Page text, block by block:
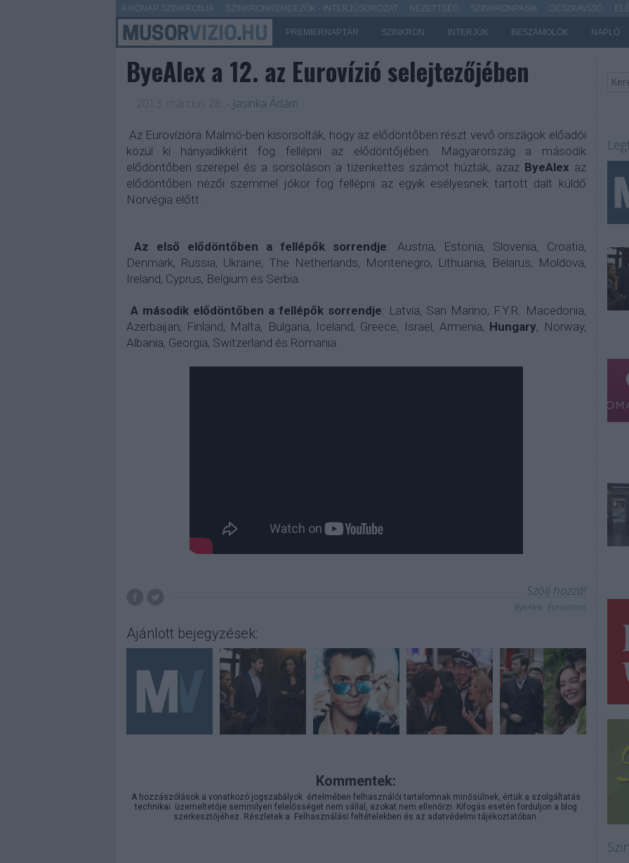
PREMIERNAPTÁR SZINKRON INTERJÚK BESZÁMOLÓK NAPLÓ
A HÓNAP SZINKRONJA SZINKRONRENDEZŐK - INTERJÚSOROZAT NÉZETTSÉG SZINKRONPASIK DESZKAVÍZIÓ
ByeAlex a 12. az Eurovízió selejtezőjében
2013. március 28. Jasinka Ádám
Az Eurovízióra Malmö-ben kisorsolták, hogy az elődöntőben részt vevő országok előadói
közül ki hányadikként fog fellépni az elődöntőjében. Magyarország a második
elődöntőben szerepel és a sorsoláson a tizenkettes számot húzták, azaz ByeAlex az
elődöntőben nézői szemmel jókor fog fellépni az egyik esélyesnek tartott dalt küldő
Norvégia előtt.
Az első elődöntőben a fellépők sorrendje: Austria, Estonia, Slovenia, Croatia,
Denmark, Russia, Ukraine, The Netherlands, Montenegro, Lithuania, Belarus, Moldova,
Ireland, Cyprus, Belgium és Serbia.
A második elődöntőben a fellépők sorrendje: Latvia, San Marino, F.Y.R. Macedonia,
Azerbaijan, Finland, Malta, Bulgaria, Iceland, Greece, Israel, Armenia, Hungary, Norway,
Albania, Georgia, Switzerland és Romania.
Szólj hozzá!
ByeAlex Eurovision
Ajánlott bejegyzések:
Kommentek:
A hozzászólások a vonatkozó jogszabályok értelmében felhasználói tartalomnak minősülnek, értük a szolgáltatás
technikai üzemeltetője semmilyen felelősséget nem vállal, azokat nem ellenőrzi. Kifogás esetén forduljon a blog
szerkesztőjéhez. Részletek a
Felhasználási feltételekben és az adatvédelmi tájékoztatóban.